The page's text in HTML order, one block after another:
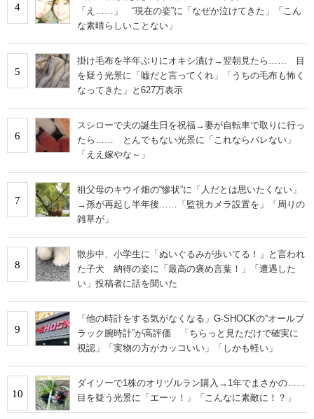
4
「え……」 “現在の姿”に「なぜか泣けてきた」「こん
な素晴らしいことない」
5
掛け毛布を半年ぶりにオキシ漬け→翌朝見たら…… 目
を疑う光景に「嘘だと言ってくれ」「うちの毛布も怖く
なってきた」と627万表示
6
スシローで夫の誕生日を祝福→妻が自転車で取りに行っ
たら…… とんでもない光景に「これならバレない」
「ええ嫁やな～」
7
祖父母のキウイ畑の“惨状”に「人だとは思いたくない」
→孫が再起し半年後……「監視カメラ設置を」「周りの
雑草が」
8
散歩中、小学生に「ぬいぐるみが歩いてる！」と言われ
た子犬 納得の姿に「最高の褒め言葉！」「遭遇した
い」投稿者に話を聞いた
9
「他の時計をする気がなくなる」G-SHOCKの“オールブ
ラック腕時計”が高評価 「ちらっと見ただけで確実に
視認」「実物の方がカッコいい」「しかも軽い」
10
ダイソーで1株のオリヅルラン購入→1年でまさかの……
目を疑う光景に「エーッ！」「こんなに素敵に！？」